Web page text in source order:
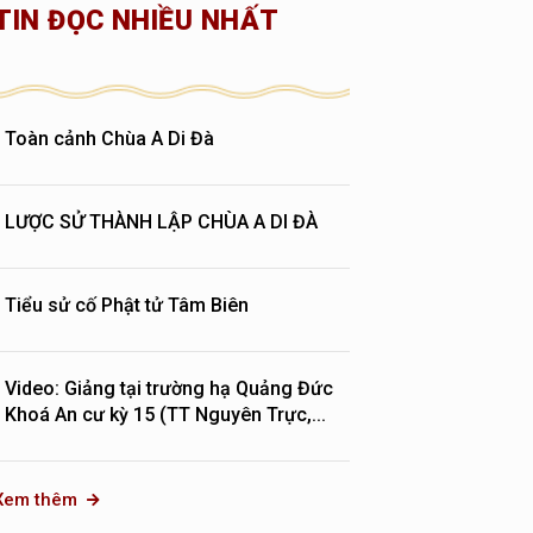
ĐỌC NHIỀU NHẤT
Toàn cảnh Chùa A Di Đà
LƯỢC SỬ THÀNH LẬP CHÙA A DI ĐÀ
Tiểu sử cố Phật tử Tâm Biên
Video: Giảng tại trường hạ Quảng Đức
Khoá An cư kỳ 15 (TT Nguyên Trực,...
thêm